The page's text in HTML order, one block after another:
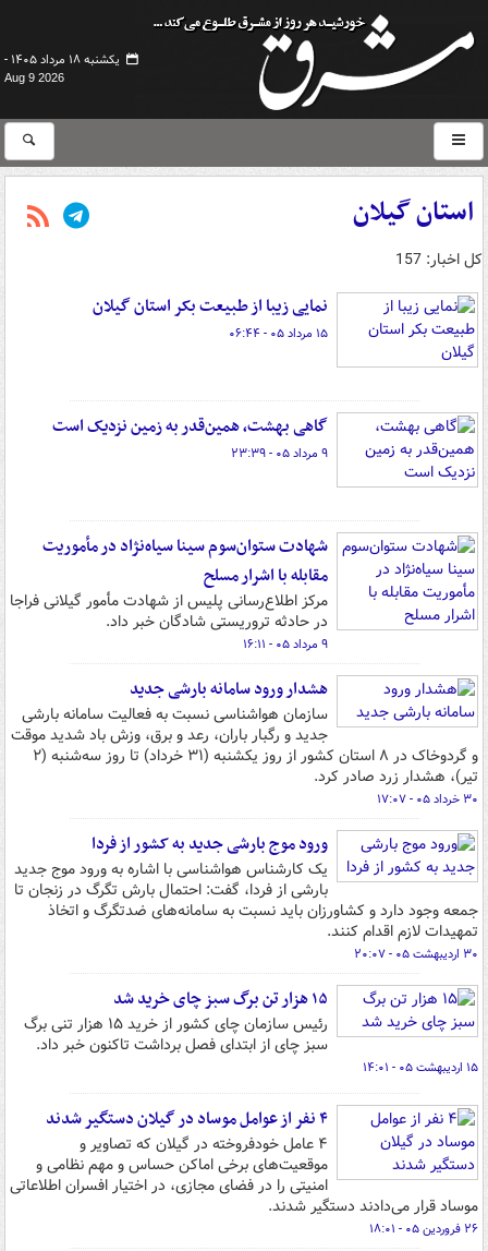
یکشنبه ۱۸ مرداد ۱۴۰۵ -
Aug 9 2026
استان گیلان
کل اخبار: 157
نمایی زیبا از طبیعت بکر استان گیلان
۱۵ مرداد ۰۵ - ۰۶:۴۴
گاهی بهشت، همین‌قدر به زمین نزدیک است
۹ مرداد ۰۵ - ۲۳:۳۹
شهادت ستوان‌سوم سینا سیاه‌نژاد در مأموریت
مقابله با اشرار مسلح
مرکز اطلاع‌رسانی پلیس از شهادت مأمور گیلانی فراجا
در حادثه تروریستی شادگان خبر داد.
۹ مرداد ۰۵ - ۱۶:۱۱
هشدار ورود سامانه بارشی جدید
سازمان هواشناسی نسبت به فعالیت سامانه بارشی
جدید و رگبار باران، رعد و برق، وزش باد شدید موقت
و گردوخاک در ۸ استان کشور از روز یکشنبه (۳۱ خرداد) تا روز سه‌شنبه (۲
تیر)، هشدار زرد صادر کرد.
۳۰ خرداد ۰۵ - ۱۷:۰۷
ورود موج بارشی جدید به کشور از فردا
یک کارشناس هواشناسی با اشاره به ورود موج جدید
بارشی از فردا، گفت: احتمال بارش تگرگ در زنجان تا
جمعه وجود دارد و کشاورزان باید نسبت به سامانه‌های ضدتگرگ و اتخاذ
تمهیدات لازم اقدام کنند.
۳۰ اردیبهشت ۰۵ - ۲۰:۰۷
۱۵ هزار تن برگ سبز چای خرید شد
رئیس سازمان چای کشور از خرید ۱۵ هزار تنی برگ
سبز چای از ابتدای فصل برداشت تاکنون خبر داد.
۱۵ اردیبهشت ۰۵ - ۱۴:۰۱
۴ نفر از عوامل موساد در گیلان دستگیر شدند
۴ عامل خودفروخته در گیلان که تصاویر و
موقعیت‌های برخی اماکن حساس و مهم نظامی و
امنیتی را در فضای مجازی، در اختیار افسران اطلاعاتی
موساد قرار می‌دادند دستگیر شدند.
۲۶ فروردین ۰۵ - ۱۸:۰۱